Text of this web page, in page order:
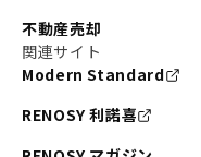
不動産売却
関連サイト
Modern Standard
RENOSY 利諾喜